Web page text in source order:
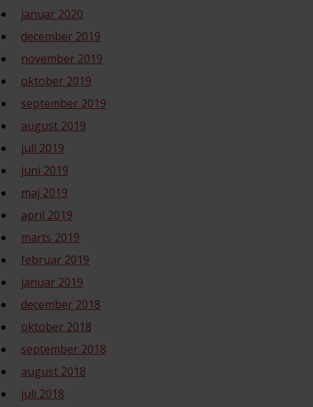
januar 2020
december 2019
november 2019
oktober 2019
september 2019
august 2019
juli 2019
juni 2019
maj 2019
april 2019
marts 2019
februar 2019
januar 2019
december 2018
oktober 2018
september 2018
august 2018
juli 2018